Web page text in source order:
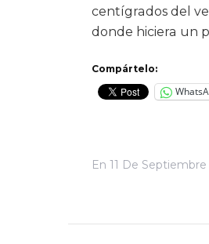
centígrados del
donde hiciera un
Compártelo:
En 11 De